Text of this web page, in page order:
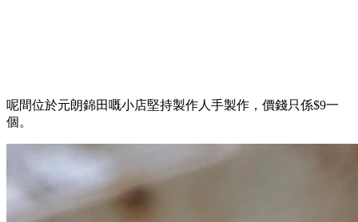
呢間位於元朗錦田嘅小店堅持製作人手製作，價錢只係$9一
個。